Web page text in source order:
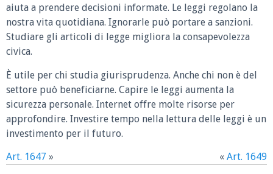
aiuta a prendere decisioni informate. Le leggi regolano la
nostra vita quotidiana. Ignorarle può portare a sanzioni.
Studiare gli articoli di legge migliora la consapevolezza
civica.
È utile per chi studia giurisprudenza. Anche chi non è del
settore può beneficiarne. Capire le leggi aumenta la
sicurezza personale. Internet offre molte risorse per
approfondire. Investire tempo nella lettura delle leggi è un
investimento per il futuro.
Art. 1647 » « Art. 1649